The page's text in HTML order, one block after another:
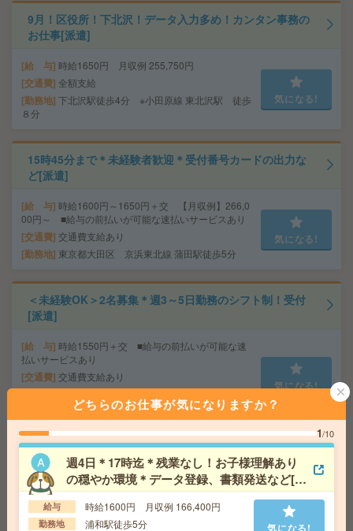
9月！区役所！下北沢！データ入力多め！カンタン事務の
お仕事[派遣]
給 与 時給1650円 月収例 255,750円
交通費 全額支給
勤務地 下北沢駅徒歩4分 ※小田原線 東北沢駅 徒歩
８分
気になる!
15時45分まで＊未経験者歓迎＊受付番号カードの出力な
ど[派遣]
給 与 時給1600円～1650円＋交 【月収例】266,0
00円～ ■給与の前払いが可能な速払いサービスあり
交通費 交通費支給あり
勤務地 東京都大田区 京浜東北線 蒲田駅徒歩5分
気になる!
＜未経験OK＞2名募集＊週3～5日勤務のシフト制！受付
[派遣]
給 与 時給1550円＋交 ■給与の前払いが可能な速
払いサービスあり
交通費 交通費支給あり
気になる!
時給1750円！週3日勤務＆17時まで！キャラクターグッ
ズを扱う企業でデータ入力[派遣]
給 与 時給1750円～1800円＋交 ■給与の前払いが
可能な速払いサービスあり
どちらのお仕事が気になりますか？
1/10
週4日＊17時迄＊残業なし！お子様理解あり
の穏やか環境＊データ登録、書類発送など[派
遣]
給与 時給1600円 月収例 166,400円
勤務地 浦和駅徒歩5分 気になる!